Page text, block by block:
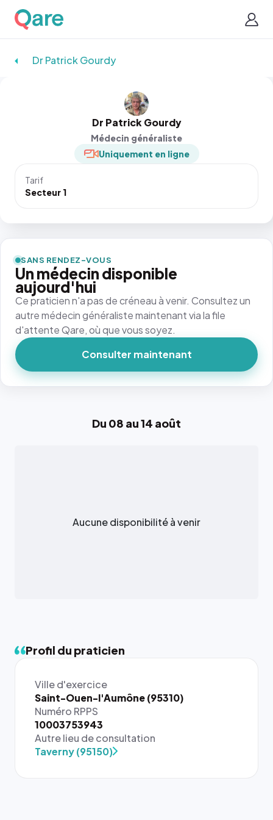
Dr Patrick Gourdy
Dr Patrick Gourdy
Médecin généraliste
Uniquement en ligne
Tarif
Secteur 1
Du 08 au 14 août
Aucune disponibilité à venir
Profil du praticien
Ville d'exercice
Saint-Ouen-l'Aumône (95310)
Numéro RPPS
10003753943
Autre lieu de consultation
Taverny (95150)
SANS RENDEZ-VOUS
Un médecin disponible
aujourd'hui
Ce praticien n'a pas de créneau à venir. Consultez un
autre médecin généraliste maintenant via la file
d'attente Qare, où que vous soyez.
Consulter maintenant
{# 40×40
: la taille
rendue par
`.profile-